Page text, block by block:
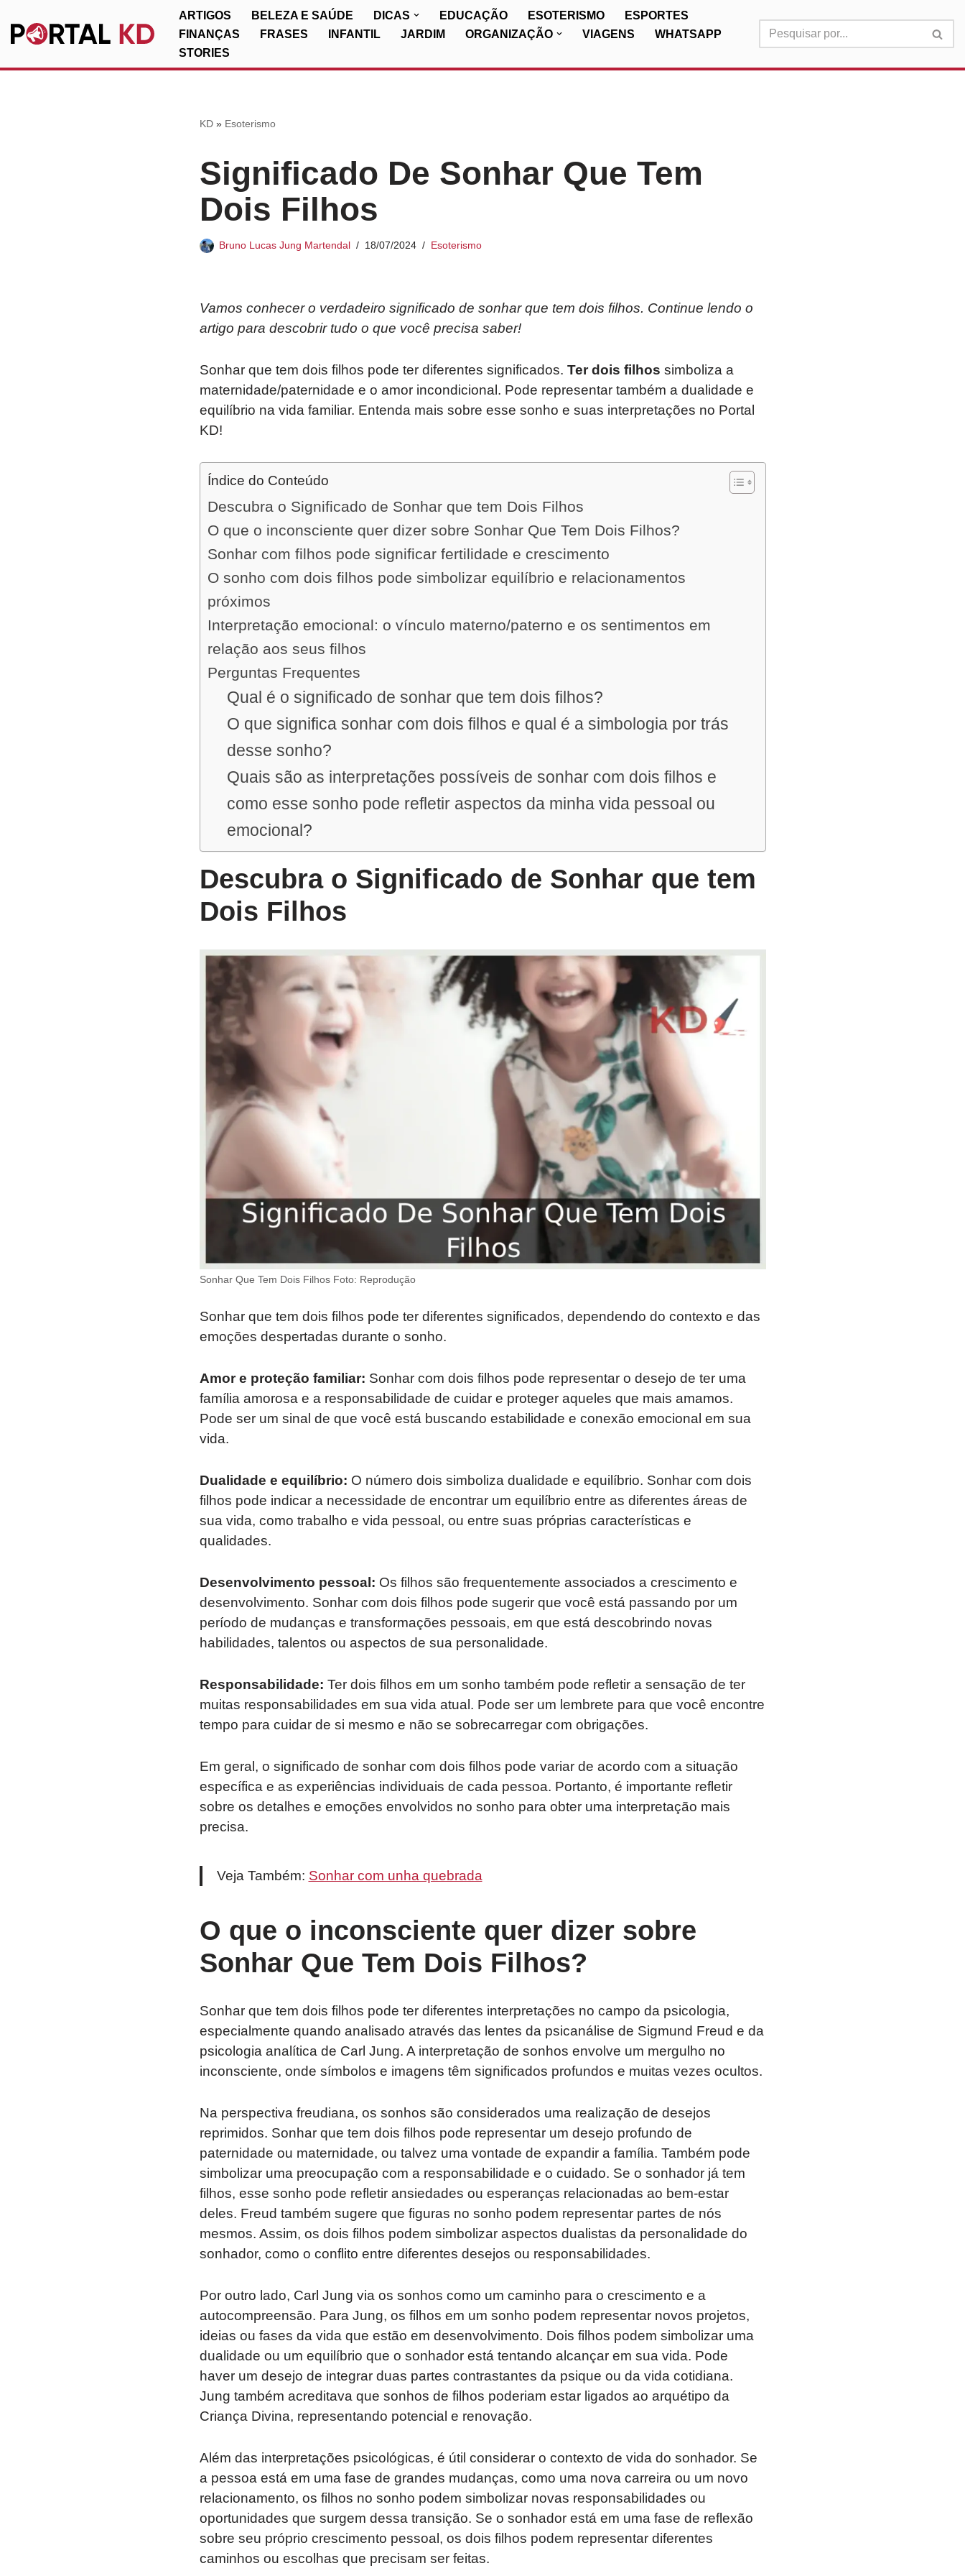
Pular
ARTIGOS BELEZA E SAÚDE DICAS EDUCAÇÃO ESOTERISMO
ESPORTES
FINANÇAS
FRASES INFANTIL JARDIM ORGANIZAÇÃO VIAGENS
WHATSAPP
STORIES
KD» Esoterismo
Significado De Sonhar Que Tem
Dois Filhos
Bruno Lucas Jung Martendal 18/07/2024 Esoterismo
Vamos conhecer o verdadeiro significado de sonhar que tem dois filhos. Continue lendo o
artigo para descobrir tudo o que você precisa saber!
Sonhar que tem dois filhos pode ter diferentes significados. Ter dois filhos simboliza a
maternidade/paternidade e o amor incondicional. Pode representar também a dualidade e
equilíbrio na vida familiar. Entenda mais sobre esse sonho e suas interpretações no Portal
KD!
Índice do Conteúdo
Descubra o Significado de Sonhar que tem Dois Filhos
O que o inconsciente quer dizer sobre Sonhar Que Tem Dois Filhos?
Sonhar com filhos pode significar fertilidade e crescimento
O sonho com dois filhos pode simbolizar equilíbrio e relacionamentos
próximos
Interpretação emocional: o vínculo materno/paterno e os sentimentos em
relação aos seus filhos
Perguntas Frequentes
Qual é o significado de sonhar que tem dois filhos?
O que significa sonhar com dois filhos e qual é a simbologia por trás
desse sonho?
Quais são as interpretações possíveis de sonhar com dois filhos e
como esse sonho pode refletir aspectos da minha vida pessoal ou
emocional?
Descubra o Significado de Sonhar que tem
Dois Filhos
Sonhar Que Tem Dois Filhos Foto: Reprodução
Sonhar que tem dois filhos pode ter diferentes significados, dependendo do contexto e das
emoções despertadas durante o sonho.
Amor e proteção familiar: Sonhar com dois filhos pode representar o desejo de ter uma
família amorosa e a responsabilidade de cuidar e proteger aqueles que mais amamos.
Pode ser um sinal de que você está buscando estabilidade e conexão emocional em sua
vida.
Dualidade e equilíbrio: O número dois simboliza dualidade e equilíbrio. Sonhar com dois
filhos pode indicar a necessidade de encontrar um equilíbrio entre as diferentes áreas de
sua vida, como trabalho e vida pessoal, ou entre suas próprias características e
qualidades.
Desenvolvimento pessoal: Os filhos são frequentemente associados a crescimento e
desenvolvimento. Sonhar com dois filhos pode sugerir que você está passando por um
período de mudanças e transformações pessoais, em que está descobrindo novas
habilidades, talentos ou aspectos de sua personalidade.
Responsabilidade: Ter dois filhos em um sonho também pode refletir a sensação de ter
muitas responsabilidades em sua vida atual. Pode ser um lembrete para que você encontre
tempo para cuidar de si mesmo e não se sobrecarregar com obrigações.
Em geral, o significado de sonhar com dois filhos pode variar de acordo com a situação
específica e as experiências individuais de cada pessoa. Portanto, é importante refletir
sobre os detalhes e emoções envolvidos no sonho para obter uma interpretação mais
precisa.
Veja Também: Sonhar com unha quebrada
O que o inconsciente quer dizer sobre
Sonhar Que Tem Dois Filhos?
Sonhar que tem dois filhos pode ter diferentes interpretações no campo da psicologia,
especialmente quando analisado através das lentes da psicanálise de Sigmund Freud e da
psicologia analítica de Carl Jung. A interpretação de sonhos envolve um mergulho no
inconsciente, onde símbolos e imagens têm significados profundos e muitas vezes ocultos.
Na perspectiva freudiana, os sonhos são considerados uma realização de desejos
reprimidos. Sonhar que tem dois filhos pode representar um desejo profundo de
paternidade ou maternidade, ou talvez uma vontade de expandir a família. Também pode
simbolizar uma preocupação com a responsabilidade e o cuidado. Se o sonhador já tem
filhos, esse sonho pode refletir ansiedades ou esperanças relacionadas ao bem-estar
deles. Freud também sugere que figuras no sonho podem representar partes de nós
mesmos. Assim, os dois filhos podem simbolizar aspectos dualistas da personalidade do
sonhador, como o conflito entre diferentes desejos ou responsabilidades.
Por outro lado, Carl Jung via os sonhos como um caminho para o crescimento e a
autocompreensão. Para Jung, os filhos em um sonho podem representar novos projetos,
ideias ou fases da vida que estão em desenvolvimento. Dois filhos podem simbolizar uma
dualidade ou um equilíbrio que o sonhador está tentando alcançar em sua vida. Pode
haver um desejo de integrar duas partes contrastantes da psique ou da vida cotidiana.
Jung também acreditava que sonhos de filhos poderiam estar ligados ao arquétipo da
Criança Divina, representando potencial e renovação.
Além das interpretações psicológicas, é útil considerar o contexto de vida do sonhador. Se
a pessoa está em uma fase de grandes mudanças, como uma nova carreira ou um novo
relacionamento, os filhos no sonho podem simbolizar novas responsabilidades ou
oportunidades que surgem dessa transição. Se o sonhador está em uma fase de reflexão
sobre seu próprio crescimento pessoal, os dois filhos podem representar diferentes
caminhos ou escolhas que precisam ser feitas.